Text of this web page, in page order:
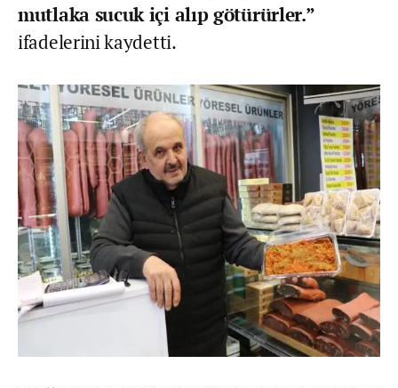
mutlaka sucuk içi alıp götürürler.”
ifadelerini kaydetti.